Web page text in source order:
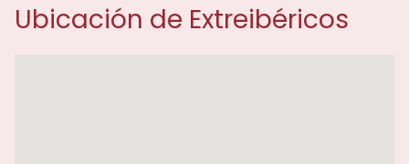
Ubicación de Extreibéricos